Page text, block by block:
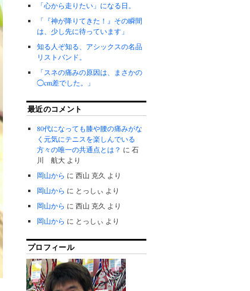
「心から走りたい」になる日。
「『神が降りてきた！』その瞬間
は、少し先に待っています」
知る人ぞ知る、アシックスの名品
リストバンド。
「スネの痛みの原因は、まさかの
◯cm差でした。」
最近のコメント
80代になっても膝や腰の痛みがな
く元気にテニスを楽しんでいる
方々の唯一の共通点とは？ に石
川 航大 より
岡山から に西山 克久 より
岡山から に とっしぃ より
岡山から に西山 克久 より
岡山から に とっしぃ より
プロフィール